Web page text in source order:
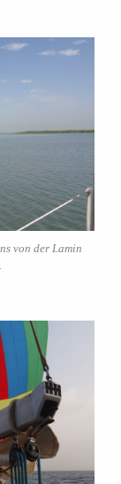
von der Lamin